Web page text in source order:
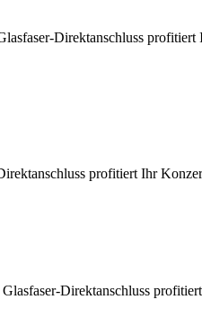
Direktanschluss
profitiert Ihr
Direktanschluss